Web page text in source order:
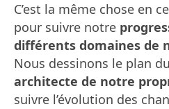
C’est la même chose en
pour suivre notre
différents domaines de
Nous dessinons le plan
architecte de notre
suivre l’évolution des